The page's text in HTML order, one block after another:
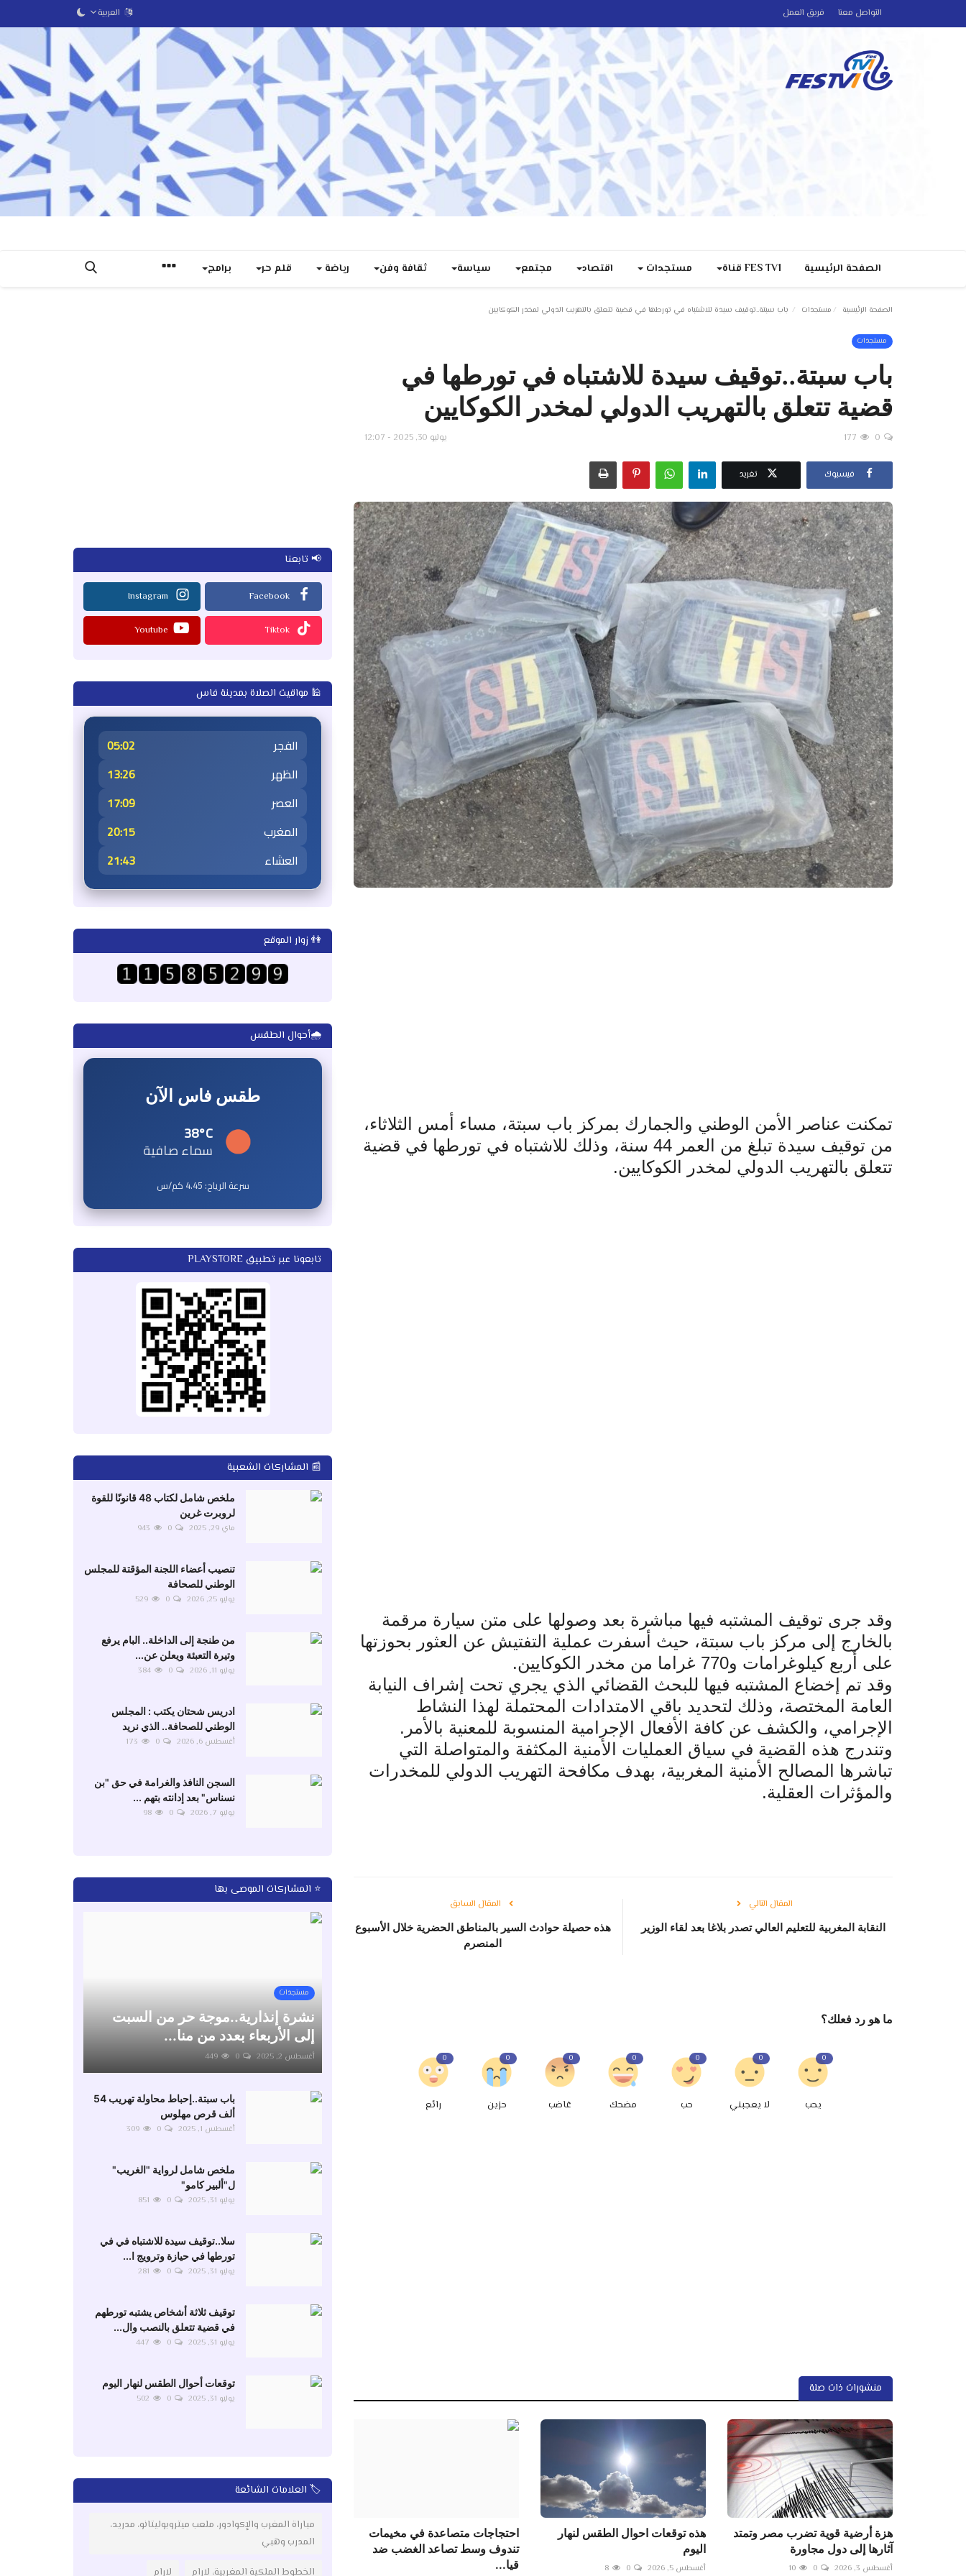
التواصل معنا فريق العمل العربية
الصفحة الرئيسية FES TV1 قناة مستجدات اقتصاد مجتمع سياسة ثقافة وفن رياضة قلم حر برامج
الصفحة الرئيسية مستجدات باب سبتة..توقيف سيدة للاشتباه في تورطها في قضية تتعلق بالتهريب الدولي لمخدر الكوكايين
مستجدات
باب سبتة..توقيف سيدة للاشتباه في تورطها في
قضية تتعلق بالتهريب الدولي لمخدر الكوكايين
يوليو 30, 2025 - 12:07 0
177
فيسبوك تغريد
تمكنت عناصر الأمن الوطني والجمارك بمركز باب سبتة، مساء أمس الثلاثاء،
من توقيف سيدة تبلغ من العمر 44 سنة، وذلك للاشتباه في تورطها في قضية
تتعلق بالتهريب الدولي لمخدر الكوكايين.
وقد جرى توقيف المشتبه فيها مباشرة بعد وصولها على متن سيارة مرقمة
بالخارج إلى مركز باب سبتة، حيث أسفرت عملية التفتيش عن العثور بحوزتها
على أربع كيلوغرامات و770 غراما من مخدر الكوكايين
.
وقد تم إخضاع المشتبه فيها للبحث القضائي الذي يجري تحت إشراف النيابة
العامة المختصة، وذلك لتحديد باقي الامتدادات المحتملة لهذا النشاط
الإجرامي، والكشف عن كافة الأفعال الإجرامية المنسوبة للمعنية بالأمر .
وتندرج هذه القضية في سياق العمليات الأمنية المكثفة والمتواصلة التي
تباشرها المصالح الأمنية المغربية، بهدف مكافحة التهريب الدولي للمخدرات
والمؤثرات العقلية.
المقال السابق
هذه حصيلة حوادث السير بالمناطق الحضرية ‏خلال الأسبوع
المنصرم
المقال التالي
النقابة المغربية للتعليم العالي تصدر بلاغا بعد لقاء الوزير
ما هو رد فعلك؟
يحب
0
لا يعجبني
0
حب
0
مضحك
0
غاضب
0
حزين
0
رائع
0
منشورات ذات صلة
هزة أرضية قوية تضرب مصر وتمتد
آثارها إلى دول مجاورة
أغسطس 3, 2026 0
10
هذه توقعات احوال الطقس لنهار
اليوم
أغسطس 5, 2026 0
8
احتجاجات متصاعدة في مخيمات
تندوف وسط تصاعد الغضب ضد
قيا...
📢 تابعنا
Facebook
Instagram
Tiktok
Youtube
🕌 مواقيت الصلاة بمدينة فاس
الفجر
05:02
الظهر
13:26
العصر
17:09
المغرب
20:15
العشاء
21:43
👫 زوار الموقع
🌧️أحوال الطقس
طقس فاس الآن
38°C
سماء صافية
سرعة الرياح:4.45 كم/س
تابعونا عبر تطبيق PLAYSTORE
📰 المشاركات الشعبية
ملخص شامل لكتاب 48 قانونًا للقوة
لروبرت غرين
ماي 29, 2025
0
943
تنصيب أعضاء اللجنة المؤقتة للمجلس
الوطني للصحافة
يوليو 25, 2026
0
529
من طنجة إلى الداخلة.. البام يرفع
وتيرة التعبئة ويعلن عن...
يوليو 11, 2026
0
384
ادريس شحتان يكتب : المجلس
الوطني للصحافة.. الذي نريد
أغسطس 6, 2026
0
173
السجن النافذ والغرامة في حق "بن
نسناس" بعد إدانته بتهم ...
يوليو 7, 2026
0
98
⭐ المشاركات الموصى بها
مستجدات
نشرة إنذارية..موجة حر من السبت
إلى الأربعاء بعدد من منا...
أغسطس 2, 2025 0
449
باب سبتة..إحباط محاولة تهريب 54
ألف قرص مهلوس
أغسطس 1, 2025
0
309
ملخص شامل لرواية "الغريب"
ل"ألبير كامو"
يوليو 31, 2025
0
851
سلا..توقيف سيدة للاشتباه في في
تورطها في حيازة وترويج ا...
يوليو 31, 2025
0
281
توقيف ثلاثة أشخاص يشتبه تورطهم
في قضية تتعلق بالنصب وال...
يوليو 31, 2025
0
447
توقعات أحوال الطقس لنهار اليوم
يوليو 31, 2025
0
502
🏷️ العلامات الشائعة
مباراة المغرب والإكوادور، ملعب ميتروبوليتانو، مدريد،
المدرب وهبي
الخطوط الملكية المغربية، لارام لارام